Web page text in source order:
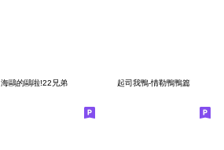
海鷗的鷗啦!22兄弟 起司我鴨-情勒鴨鴨篇